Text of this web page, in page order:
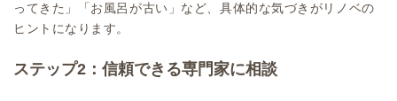
ってきた」「お風呂が古い」など、具体的な気づきがリノベの
ヒントになります。
ステップ2：信頼できる専門家に相談